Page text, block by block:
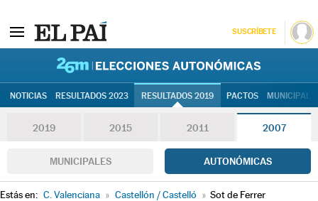
SUSCRÍBETE
NOTICIAS RESULTADOS 2023 RESULTADOS 2019 PACTOS
2019 2015 2011 2007
MUNICIPALES AUTONÓMICAS
Estás en: C. Valenciana » Castellón / Castelló » Sot de Ferrer